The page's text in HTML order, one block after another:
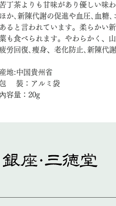
丁茶よりも甘味があり優しい味
ほか､新陳代謝の促進や血圧､血糖
あると言われています。柔らかい
も食べられます。やわらかく、
労回復､瘦身、老化防止､新陳代謝
産地:中国貴州省
裝：アルミ袋
內容量：20g